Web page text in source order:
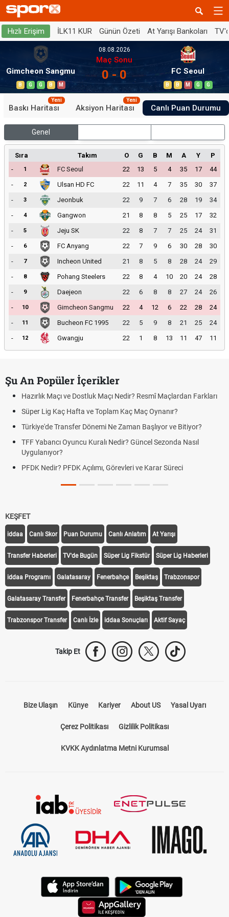
Hızlı Erişim İLK11 KUR Günün Özeti At Yarışı Bankoları
Gimcheon Sangmu
B G G B M
08.08.2026
Maç Sonu
0 - 0 FC Seoul
B B M G G
Baskı Haritası
Yeni
Aksiyon Haritası
Yeni
Canlı Puan Durumu
Genel
Sıra Takım O G B M A Y
P
-
1 FC Seoul 22 13 5 4 35 17
44
-
2 Ulsan HD FC 22 11 4 7 35 30
37
-
3 Jeonbuk 22 9 7 6 28 19
34
-
4 Gangwon 21 8 8 5 25 17
32
-
5 Jeju SK 22 8 7 7 25 24
31
-
6 FC Anyang 22 7 9 6 30 28
30
-
7 Incheon United 21 8 5 8 28 24
29
-
8 Pohang Steelers 22 8 4 10 20 24
28
-
9 Daejeon 22 6 8 8 27 24
26
-
10 Gimcheon Sangmu 22 4 12 6 22 28
24
-
11 Bucheon FC 1995 22 5 9 8 21 25
24
-
12 Gwangju 22 1 8 13 11 47 11
Şu An Popüler İçerikler
Hazırlık Maçı ve Dostluk Maçı Nedir? Resmî Maçlardan Farkları
Süper Lig Kaç Hafta ve Toplam Kaç Maç Oynanır?
Türkiye'de Transfer Dönemi Ne Zaman Başlıyor ve Bitiyor?
TFF Yabancı Oyuncu Kuralı Nedir? Güncel Sezonda Nasıl
Uygulanıyor?
PFDK Nedir? PFDK Açılımı, Görevleri ve Karar Süreci
KEŞFET
iddaa Canlı Skor Puan Durumu Canlı Anlatım At Yarışı
Transfer Haberleri TV'de Bugün Süper Lig Fikstür Süper Lig Haberleri
iddaa Programı Galatasaray Fenerbahçe Beşiktaş Trabzonspor
Galatasaray Transfer Fenerbahçe Transfer Beşiktaş Transfer
Trabzonspor Transfer Canlı İzle iddaa Sonuçları Aktif Sayaç
Takip Et
Bize Ulaşın Künye Kariyer About US Yasal Uyarı
Çerez Politikası Gizlilik Politikası
KVKK Aydınlatma Metni Kurumsal